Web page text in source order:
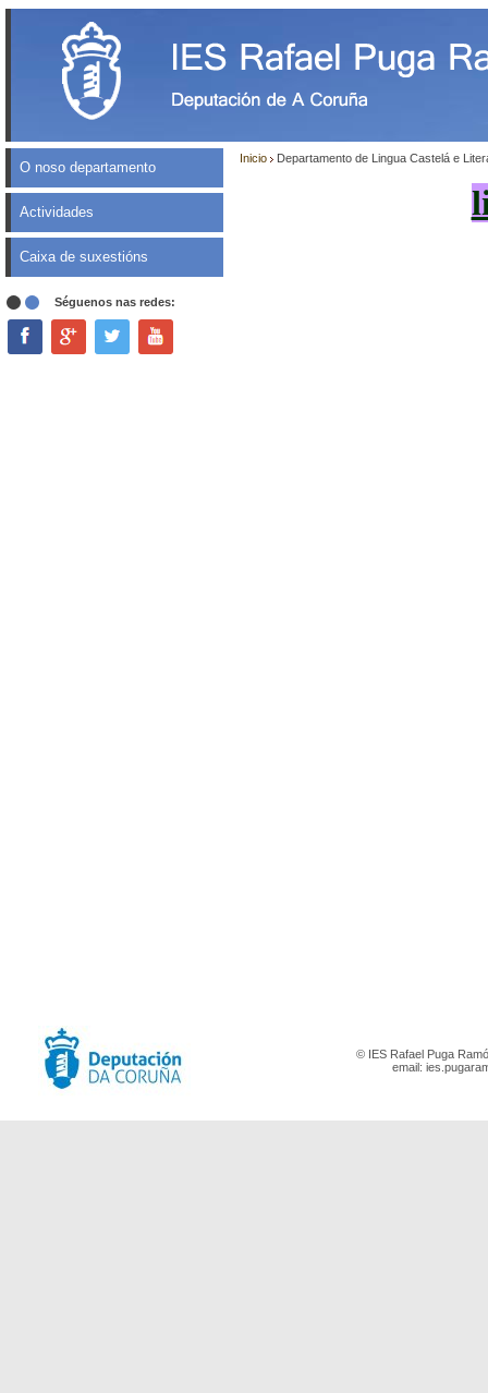
O noso departamento
Actividades
Caixa de suxestións
Séguenos nas redes:
Inicio Departamento de Lingua Castelá e
© IES Rafael Puga
email: